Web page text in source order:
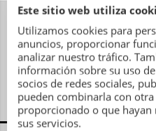
Este sitio web utiliza
Utilizamos cookies para
anuncios, proporcionar
analizar nuestro tráfico.
información sobre su uso
socios de redes sociales,
pueden combinarla con
proporcionado o que
sus servicios.